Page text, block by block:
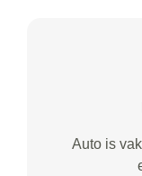
Auto is